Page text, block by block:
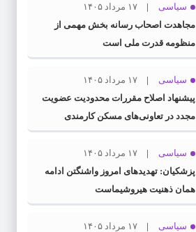
سیاسی
۱۷ مرداد ۱۴۰۵
مجاهدت اصحاب رسانه بخش مهمی از
منظومه قدرت ملی است
سیاسی
۱۷ مرداد ۱۴۰۵
پیشنهاد اصلاح مقررات محدودیت عضویت
مجدد در تعاونی‌های مسکن کارمندی
سیاسی
۱۷ مرداد ۱۴۰۵
پزشکیان: تهدیدهای امروز واشنگتن ادامه
همان ذهنیت هیروشیماست
سیاسی
۱۷ مرداد ۱۴۰۵